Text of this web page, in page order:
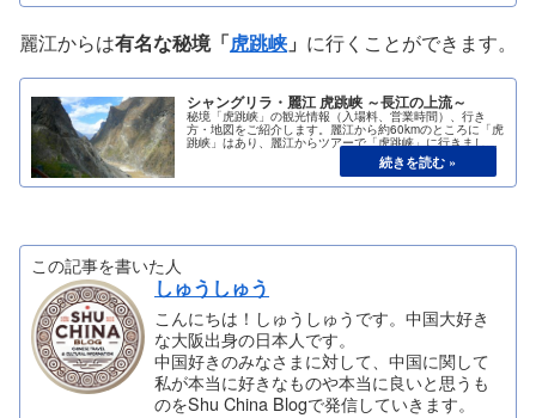
麗江からは有名な秘境「虎跳峡 」 に行くことができます。
シャングリラ・麗江 虎跳峡 ～長江の上流～
秘境「虎跳峡」の観光情報（入場料、営業時間）、行き
方・地図をご紹介します。麗江から約60kmのところに「虎
跳峡」はあり、麗江からツアーで「虎跳峡」に行きまし
た。「虎跳峡」は雲南省麗江市とデチェン・チベット族自
治州シャングリラ（香格里拉）市の中間に位置していま
この記事を書いた人
しゅうしゅう
こんにちは！しゅうしゅうです。中国大好き
な大阪出身の日本人です。
中国好きのみなさまに対して、中国に関して
私が本当に好きなものや本当に良いと思うも
のをShu China Blogで発信していきます。